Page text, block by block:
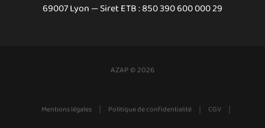
69007 Lyon — Siret ETB : 850 390 600 000 29
AZAP © 2026
Mentions légales | Politique de confidentialité | CGV |